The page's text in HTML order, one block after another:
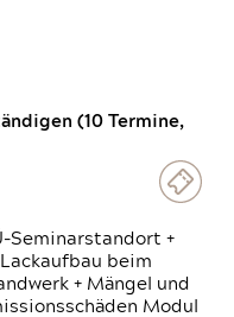
(10 Termine,
Seminarstandort +
beim
+ Mängel und
Modul